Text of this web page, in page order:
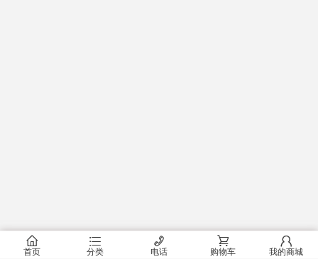
󰂠
首页
󰂦
分类
󰄫
电话
󰂟
购物车
󰂢
我的商城